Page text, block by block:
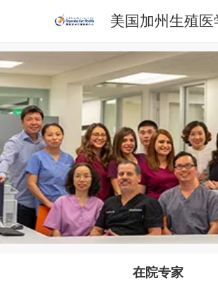
美国加州生殖医
在院专家